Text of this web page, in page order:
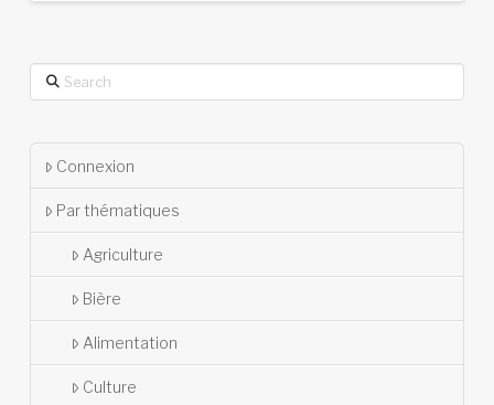
Search
Connexion
Par thématiques
Agriculture
Bière
Alimentation
Culture